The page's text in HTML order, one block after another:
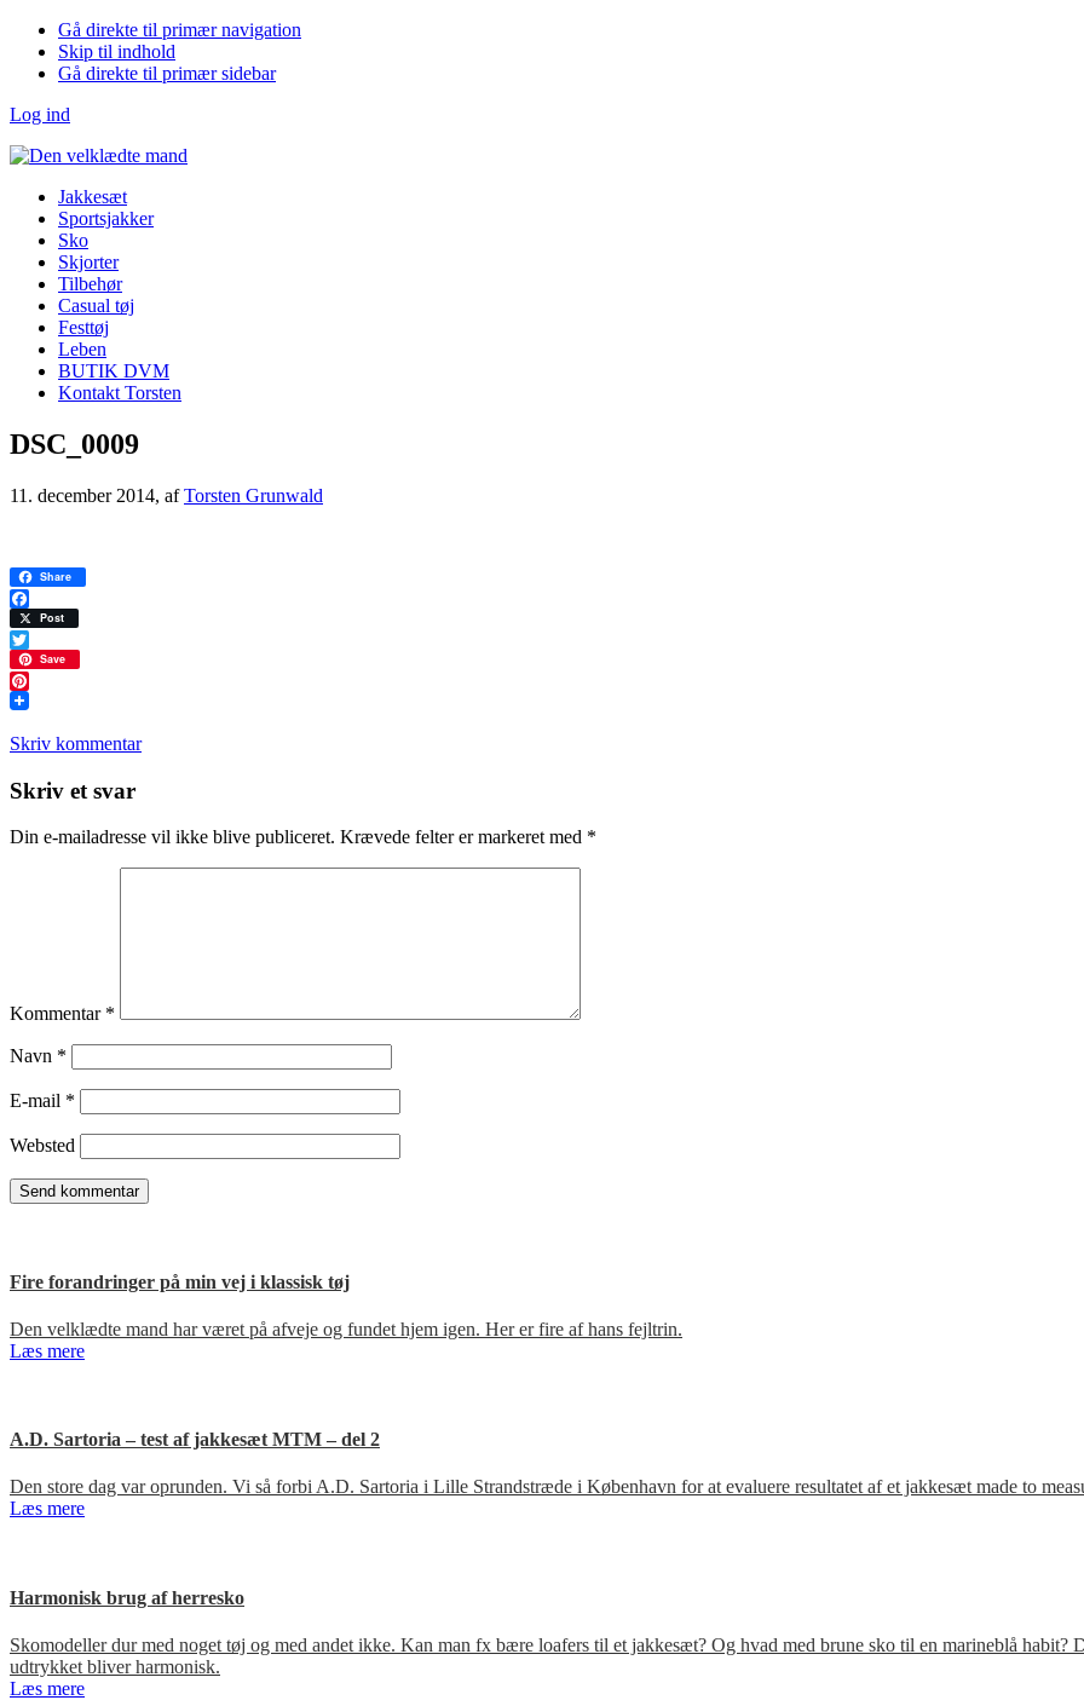
Gå direkte til primær navigation
Skip til indhold
Gå direkte til primær sidebar
Log ind
Jakkesæt
Sportsjakker
Sko
Skjorter
Tilbehør
Casual tøj
Festtøj
Leben
BUTIK DVM
Kontakt Torsten
DSC_0009
11. december 2014, afTorsten Grunwald
Share
Facebook
Post
Twitter
Save
Pinterest
Skriv kommentar
Læserinteraktioner
Skriv et svar
Din e-mailadresse vil ikke blive publiceret. Krævede felter er markeret med *
Kommentar *
Navn *
E-mail *
Websted
Fire forandringer på min vej i klassisk tøj
Den velklædte mand har været på afveje og fundet hjem igen. Her er fire af hans fejltrin.
Læs mere
A.D. Sartoria – test af jakkesæt MTM – del 2
Den store dag var oprunden. Vi så forbi A.D. Sartoria i Lille Strandstræde i København for at evaluere resultatet af et jakkesæt made to
Læs mere
Harmonisk brug af herresko
Skomodeller dur med noget tøj og med andet ikke. Kan man fx bære loafers til et jakkesæt? Og hvad med brune sko til en marineblå
udtrykket bliver harmonisk.
Læs mere